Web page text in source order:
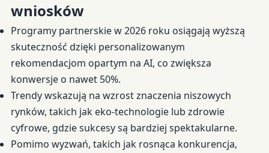
wniosków
Programy partnerskie w 2026 roku osiągają wyższą
skuteczność dzięki personalizowanym
rekomendacjom opartym na AI, co zwiększa
konwersje o nawet 50%.
Trendy wskazują na wzrost znaczenia niszowych
rynków, takich jak eko-technologie lub zdrowie
cyfrowe, gdzie sukcesy są bardziej spektakularne.
Pomimo wyzwań, takich jak rosnąca konkurencja,